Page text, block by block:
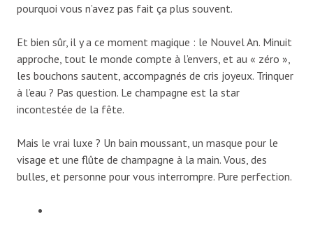
pourquoi vous n’avez pas fait ça plus souvent.
Et bien sûr, il y a ce moment magique : le Nouvel An. Minuit
approche, tout le monde compte à l’envers, et au « zéro »,
les bouchons sautent, accompagnés de cris joyeux. Trinquer
à l’eau ? Pas question. Le champagne est la star
incontestée de la fête.
Mais le vrai luxe ? Un bain moussant, un masque pour le
visage et une flûte de champagne à la main. Vous, des
bulles, et personne pour vous interrompre. Pure perfection.